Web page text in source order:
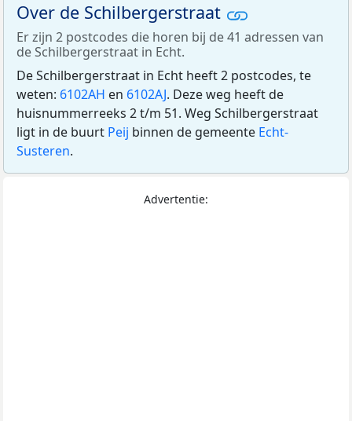
Over de Schilbergerstraat
Er zijn 2 postcodes die horen bij de 41 adressen van
de Schilbergerstraat in Echt.
De Schilbergerstraat in Echt heeft 2 postcodes, te
weten: 6102AH en 6102AJ. Deze weg heeft de
huisnummerreeks 2 t/m 51. Weg Schilbergerstraat
ligt in de buurt Peij binnen de gemeente Echt-
Susteren.
Advertentie: